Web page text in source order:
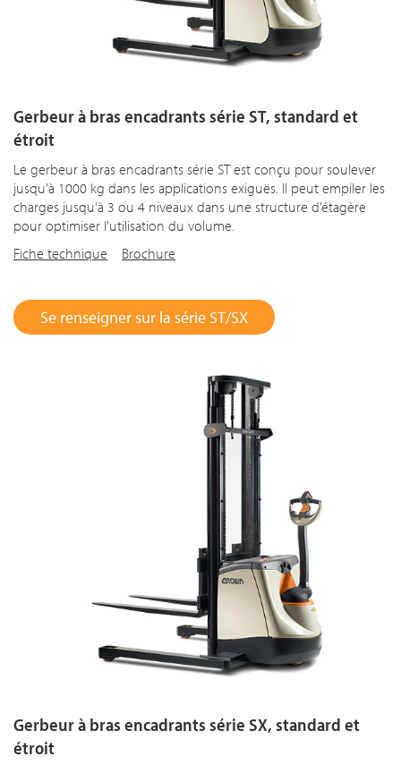
Gerbeur à bras encadrants série ST, standard et
étroit
Le gerbeur à bras encadrants série ST est conçu pour soulever
jusqu’à 1000 kg dans les applications exiguës. Il peut empiler les
charges jusqu’à 3 ou 4 niveaux dans une structure d’étagère
pour optimiser l’utilisation du volume.
Fiche technique
Brochure
Se renseigner sur la série ST/SX
Gerbeur à bras encadrants série SX, standard et
étroit